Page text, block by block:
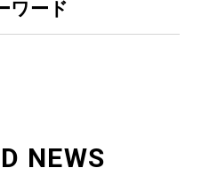
ワード
NEWS